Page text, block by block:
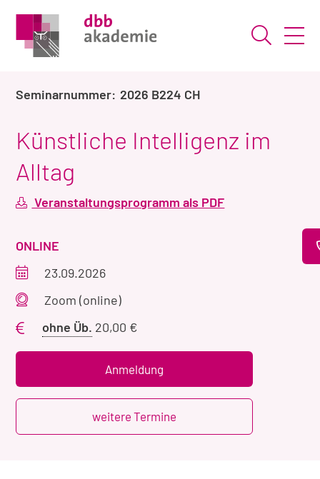
Suche
2026 B224 CH
Künstliche Intelligenz im
Alltag
Veranstaltungsprogramm als PDF
VERANSTALTUNGSART
ONLINE
Veranstaltungszeitraum
23.09.2026
Veranstaltungsort
Zoom (online)
ohne Üb. Preis
Übernachtung
20,00 €
Anmeldung
weitere Termine